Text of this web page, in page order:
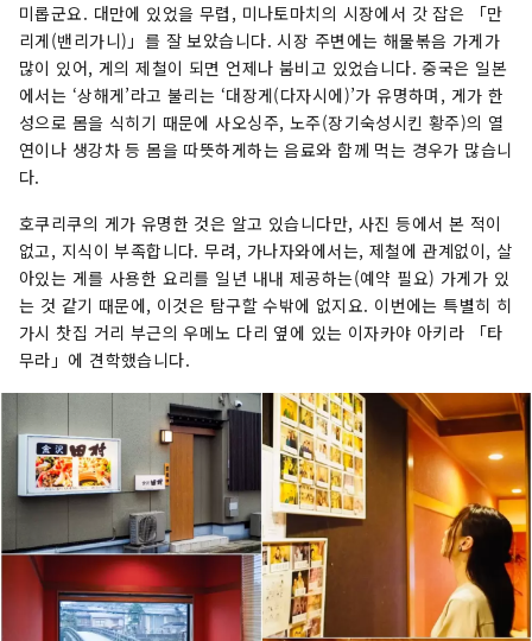
미롭군요. 대만에 있었을 무렵, 미나토마치의 시장에서 갓 잡은 「만
리게(밴리가니)」를 잘 보았습니다. 시장 주변에는 해물볶음 가게가
많이 있어, 게의 제철이 되면 언제나 붐비고 있었습니다. 중국은 일본
에서는 ‘상해게’라고 불리는 ‘대장게(다자시에)’가 유명하며, 게가 한
성으로 몸을 식히기 때문에 사오싱주, 노주(장기숙성시킨 황주)의 열
연이나 생강차 등 몸을 따뜻하게하는 음료와 함께 먹는 경우가 많습니
다.
호쿠리쿠의 게가 유명한 것은 알고 있습니다만, 사진 등에서 본 적이
없고, 지식이 부족합니다. 무려, 가나자와에서는, 제철에 관계없이, 살
아있는 게를 사용한 요리를 일년 내내 제공하는(예약 필요) 가게가 있
는 것 같기 때문에, 이것은 탐구할 수밖에 없지요. 이번에는 특별히 히
가시 찻집 거리 부근의 우메노 다리 옆에 있는 이자카야 아키라 「타
무라」에 견학했습니다.